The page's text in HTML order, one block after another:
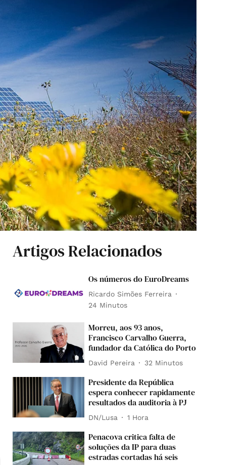
Artigos Relacionados
Os números do EuroDreams
Ricardo Simões Ferreira
24 Minutos
Morreu, aos 93 anos,
Francisco Carvalho Guerra,
fundador da Católica do Porto
David Pereira 32 Minutos
Presidente da República
espera conhecer rapidamente
resultados da auditoria à PJ
DN/Lusa 1 Hora
Penacova critica falta de
soluções da IP para duas
estradas cortadas há seis